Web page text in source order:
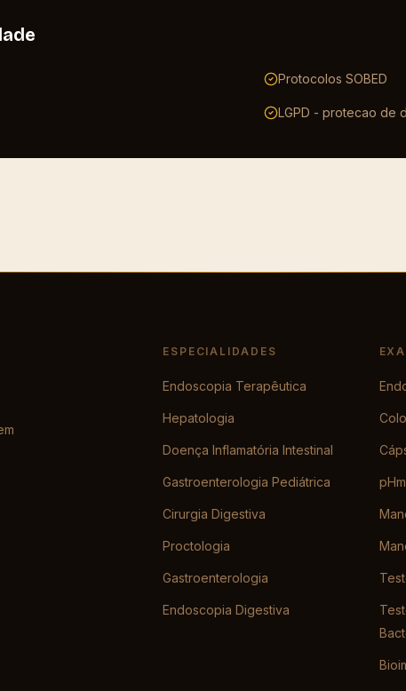
Protocolos SOBED
LGPD - protecao de
ESPECIALIDADES
Endoscopia Terapêutica
Hepatologia
Doença Inflamatória Intestinal
Gastroenterologia Pediátrica
Cirurgia Digestiva
Proctologia
Gastroenterologia
Endoscopia Digestiva